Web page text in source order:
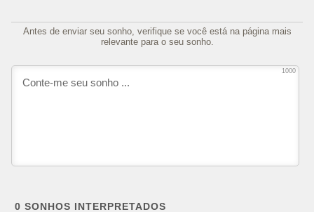
Antes de enviar seu sonho, verifique se você está na página mais
relevante para o seu sonho.
1000
0 SONHOS INTERPRETADOS